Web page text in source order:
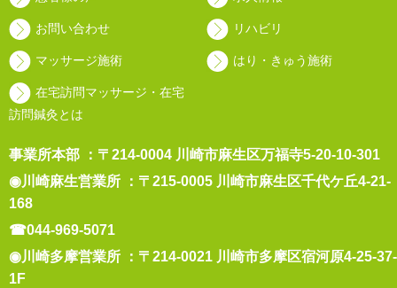
お問い合わせ リハビリ
マッサージ施術 はり・きゅう施術
在宅訪問マッサージ・在宅
訪問鍼灸とは
事業所本部 ：〒214-0004 川崎市麻生区万福寺5-20-10-301
◉川崎麻生営業所 ：〒215-0005 川崎市麻生区千代ケ丘4-21-
168
☎044-969-5071
◉川崎多摩営業所 ：〒214-0021 川崎市多摩区宿河原4-25-37-
1F